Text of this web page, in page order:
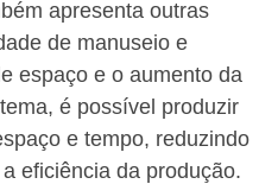
apresenta outras
de manuseio e
espaço e o aumento da
é possível produzir
e tempo, reduzindo
eficiência da produção.